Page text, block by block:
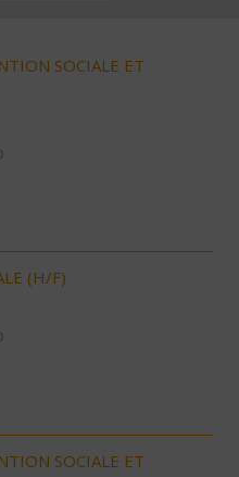
SOCIALE ET
(H/F)
SOCIALE ET